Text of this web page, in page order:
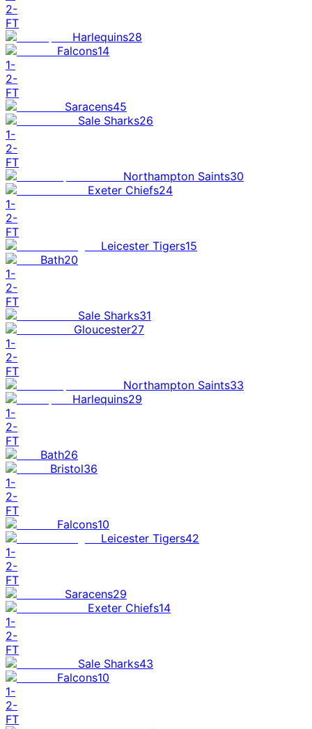
2-
FT
Harlequins28
Falcons14
1-
2-
FT
Saracens45
Sale Sharks26
1-
2-
FT
Northampton Saints30
Exeter Chiefs24
1-
2-
FT
Leicester Tigers15
Bath20
1-
2-
FT
Sale Sharks31
Gloucester27
1-
2-
FT
Northampton Saints33
Harlequins29
1-
2-
FT
Bath26
Bristol36
1-
2-
FT
Falcons10
Leicester Tigers42
1-
2-
FT
Saracens29
Exeter Chiefs14
1-
2-
FT
Sale Sharks43
Falcons10
1-
2-
FT